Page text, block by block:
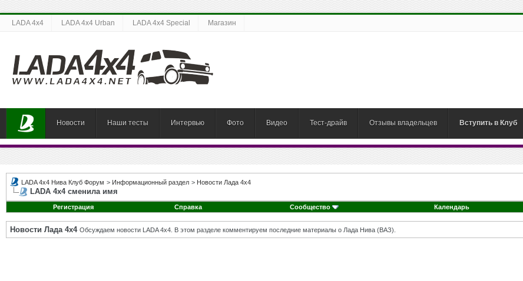
LADA 4x4 LADA 4x4 Urban LADA 4x4 Special Магазин
Новости Наши тесты Интервью Фото Видео Тест-драйв Отзывы владельцев Вступить в Клуб
LADA 4x4 Нива Клуб Форум > Информационный раздел > Новости Лада 4х4
LADA 4x4 сменила имя
Регистрация
Справка Сообщество Календарь
Новости Лада 4х4 Обсуждаем новости LADA 4x4. В этом разделе комментируем последние материалы о Лада Нива (ВАЗ).